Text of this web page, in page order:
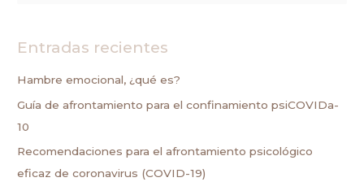
c
a
r
p
Entradas recientes
Hambre emocional, ¿qué es?
Guía de afrontamiento para el confinamiento psiCOVIDa-
10
Recomendaciones para el afrontamiento psicológico
eficaz de coronavirus (COVID-19)